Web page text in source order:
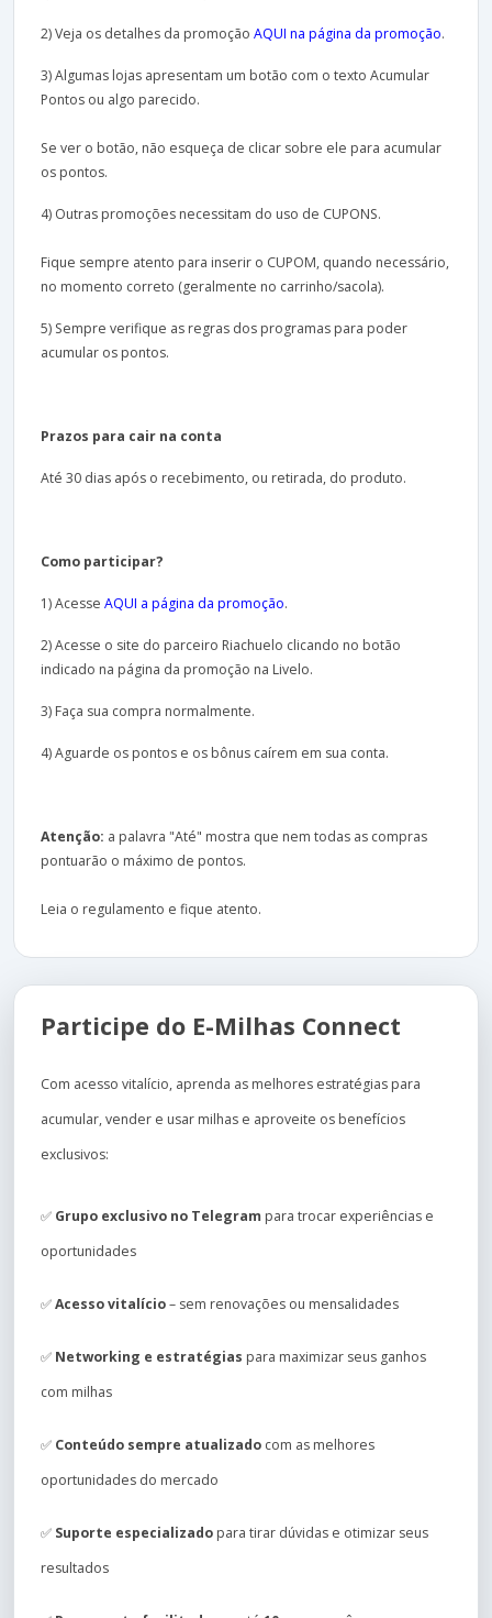
2) Veja os detalhes da promoção AQUI na página da promoção.
3) Algumas lojas apresentam um botão com o texto Acumular
Pontos ou algo parecido.
Se ver o botão, não esqueça de clicar sobre ele para acumular
os pontos.
4) Outras promoções necessitam do uso de CUPONS.
Fique sempre atento para inserir o CUPOM, quando necessário,
no momento correto (geralmente no carrinho/sacola).
5) Sempre verifique as regras dos programas para poder
acumular os pontos.
Prazos para cair na conta
Até 30 dias após o recebimento, ou retirada, do produto.
Como participar?
1) Acesse AQUI a página da promoção.
2) Acesse o site do parceiro Riachuelo clicando no botão
indicado na página da promoção na Livelo.
3) Faça sua compra normalmente.
4) Aguarde os pontos e os bônus caírem em sua conta.
Atenção: a palavra "Até" mostra que nem todas as compras
pontuarão o máximo de pontos.
Leia o regulamento e fique atento.
Participe do E-Milhas Connect
Com acesso vitalício, aprenda as melhores estratégias para
acumular, vender e usar milhas e aproveite os benefícios
exclusivos:
✅ Grupo exclusivo no Telegram para trocar experiências e
oportunidades
✅Acesso vitalício– sem renovações ou mensalidades
✅ Networking e estratégias para maximizar seus ganhos
com milhas
✅ Conteúdo sempre atualizado com as melhores
oportunidades do mercado
✅ Suporte especializado para tirar dúvidas e otimizar seus
resultados